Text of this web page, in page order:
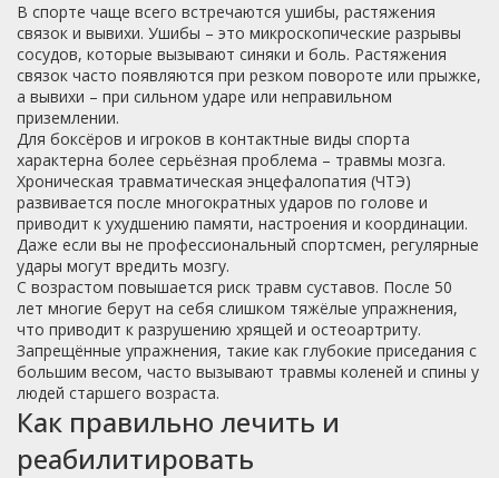
В спорте чаще всего встречаются ушибы, растяжения
связок и вывихи. Ушибы – это микроскопические разрывы
сосудов, которые вызывают синяки и боль. Растяжения
связок часто появляются при резком повороте или прыжке,
а вывихи – при сильном ударе или неправильном
приземлении.
Для боксёров и игроков в контактные виды спорта
характерна более серьёзная проблема – травмы мозга.
Хроническая травматическая энцефалопатия (ЧТЭ)
развивается после многократных ударов по голове и
приводит к ухудшению памяти, настроения и координации.
Даже если вы не профессиональный спортсмен, регулярные
удары могут вредить мозгу.
С возрастом повышается риск травм суставов. После 50
лет многие берут на себя слишком тяжёлые упражнения,
что приводит к разрушению хрящей и остеоартриту.
Запрещённые упражнения, такие как глубокие приседания с
большим весом, часто вызывают травмы коленей и спины у
людей старшего возраста.
Как правильно лечить и
реабилитировать